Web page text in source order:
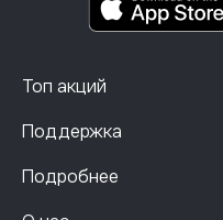
Топ акций
Поддержка
Подробнее